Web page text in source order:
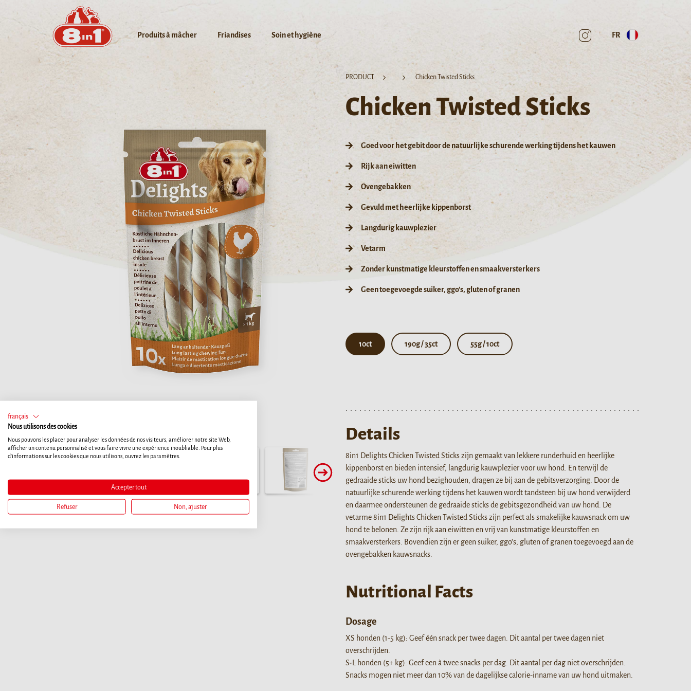
Produits à mâcher Friandises Soin et hygiène FR
PRODUCT Chicken Twisted Sticks
Chicken Twisted Sticks
Goed voor het gebit door de natuurlijke schurende werking tijdens het kauwen
Rijk aan eiwitten
Ovengebakken
Gevuld met heerlijke kippenborst
Langdurig kauwplezier
Vetarm
Zonder kunstmatige kleurstoffen en smaakversterkers
Geen toegevoegde suiker, ggo’s, gluten of granen
10ct 190g / 35ct 55g / 10ct
Details
8in1 Delights Chicken Twisted Sticks zijn gemaakt van lekkere runderhuid en heerlijke
kippenborst en bieden intensief, langdurig kauwplezier voor uw hond. En terwijl de
gedraaide sticks uw hond bezighouden, dragen ze bij aan de gebitsverzorging. Door de
natuurlijke schurende werking tijdens het kauwen wordt tandsteen bij uw hond verwijderd
en daarmee ondersteunen de gedraaide sticks de gebitsgezondheid van uw hond. De
vetarme 8in1 Delights Chicken Twisted Sticks zijn perfect als smakelijke kauwsnack om uw
hond te belonen. Ze zijn rijk aan eiwitten en vrij van kunstmatige kleurstoffen en
smaakversterkers. Bovendien zijn er geen suiker, ggo’s, gluten of granen toegevoegd aan de
ovengebakken kauwsnacks.
Nutritional Facts
Dosage
XS honden (1-5 kg): Geef één snack per twee dagen. Dit aantal per twee dagen niet
overschrijden.
S-L honden (5+ kg): Geef een à twee snacks per dag. Dit aantal per dag niet overschrijden.
Snacks mogen niet meer dan 10% van de dagelijkse calorie-inname van uw hond uitmaken.
français
Nous utilisons des cookies
Nous pouvons les placer pour analyser les données de nos visiteurs, améliorer notre site Web,
afficher un contenu personnalisé et vous faire vivre une expérience inoubliable. Pour plus
d'informations sur les cookies que nous utilisons, ouvrez les paramètres.
Accepter tout
Refuser Non, ajuster